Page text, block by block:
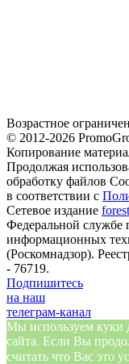
Возрастное
© 2012-2026
Копирование
Продолжая
обработку файлов
в соответствии с
Сетевое издание
Федеральной службе
информационных
(Роскомнадзор).
- 76719.
Подпишитесь
на наш
телеграм-канал
Мы используем куки
сайта. Если Вы
считать что Вас это